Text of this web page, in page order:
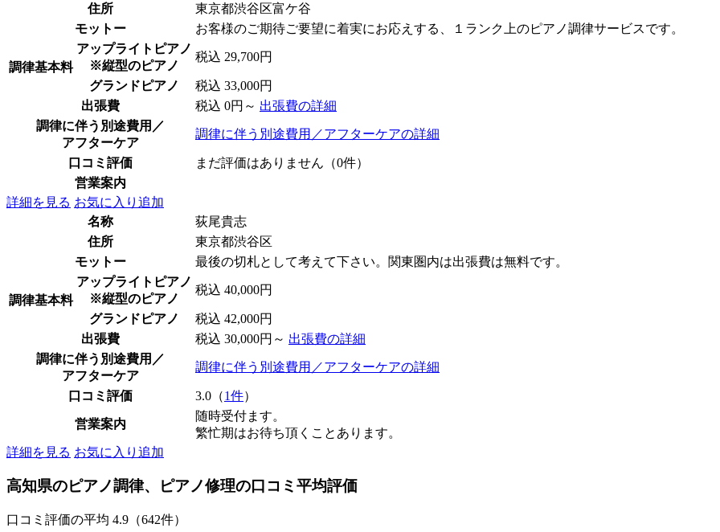
住所
東京都渋谷区富ケ谷
モットー
お客様のご期待ご要望に着実にお応えする、１ランク上のピアノ調律サービスです。
調律基本料
アップライトピアノ
※縦型のピアノ
税込 29,700円
グランドピアノ
税込 33,000円
出張費
税込 0円～ 出張費の詳細
調律に伴う別途費用／
アフターケア
調律に伴う別途費用／アフターケアの詳細
口コミ評価
まだ評価はありません（0件）
営業案内
詳細を見る お気に入り追加
名称
荻尾貴志
住所
東京都渋谷区
モットー
最後の切札として考えて下さい。関東圏内は出張費は無料です。
調律基本料
アップライトピアノ
※縦型のピアノ
税込 40,000円
グランドピアノ
税込 42,000円
出張費
税込 30,000円～ 出張費の詳細
調律に伴う別途費用／
アフターケア
調律に伴う別途費用／アフターケアの詳細
口コミ評価 3.0（1件）
営業案内
随時受付ます。
繁忙期はお待ち頂くことあります。
詳細を見る お気に入り追加
高知県のピアノ調律、ピアノ修理の口コミ平均評価
口コミ評価の平均 4.9（642件）